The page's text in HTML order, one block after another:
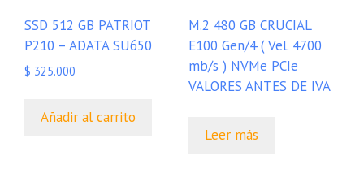
SSD 512 GB PATRIOT
P210 – ADATA SU650
$ 325.000
Añadir al carrito
M.2 480 GB CRUCIAL
E100 Gen/4 ( Vel. 4700
mb/s ) NVMe PCIe
VALORES ANTES DE IVA
Leer más